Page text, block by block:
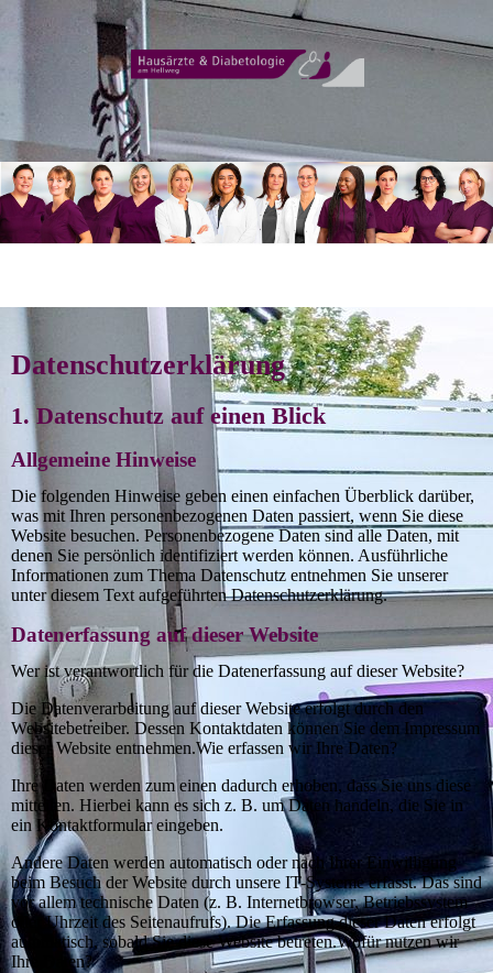
Datenschutzerklärung
1. Datenschutz auf einen Blick
Allgemeine Hinweise
Die folgenden Hinweise geben einen einfachen Überblick darüber,
was mit Ihren personenbezogenen Daten passiert, wenn Sie diese
Website besuchen. Personenbezogene Daten sind alle Daten, mit
denen Sie persönlich identifiziert werden können. Ausführliche
Informationen zum Thema Datenschutz entnehmen Sie unserer
unter diesem Text aufgeführten Datenschutzerklärung.
Datenerfassung auf dieser Website
Wer ist verantwortlich für die Datenerfassung auf dieser Website?
Die Datenverarbeitung auf dieser Website erfolgt durch den
Websitebetreiber. Dessen Kontaktdaten können Sie dem Impressum
dieser Website entnehmen.Wie erfassen wir Ihre Daten?
Ihre Daten werden zum einen dadurch erhoben, dass Sie uns diese
mitteilen. Hierbei kann es sich z. B. um Daten handeln, die Sie in
ein Kontaktformular eingeben.
Andere Daten werden automatisch oder nach Ihrer Einwilligung
beim Besuch der Website durch unsere IT-Systeme erfasst. Das sind
vor allem technische Daten (z. B. Internetbrowser, Betriebssystem
oder Uhrzeit des Seitenaufrufs). Die Erfassung dieser Daten erfolgt
automatisch, sobald Sie diese Website betreten.Wofür nutzen wir
Ihre Daten?